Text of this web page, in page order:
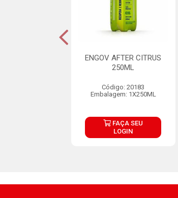
ENGOV AFTER CITRUS
250ML
Código: 20183
Embalagem: 1X250ML
FAÇA SEU
LOGIN